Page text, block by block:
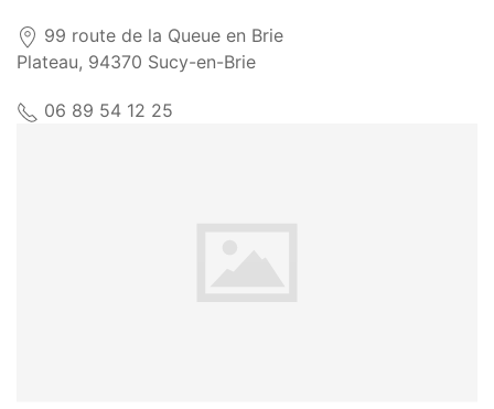
99 route de la Queue en Brie
Plateau, 94370 Sucy-en-Brie
06 89 54 12 25